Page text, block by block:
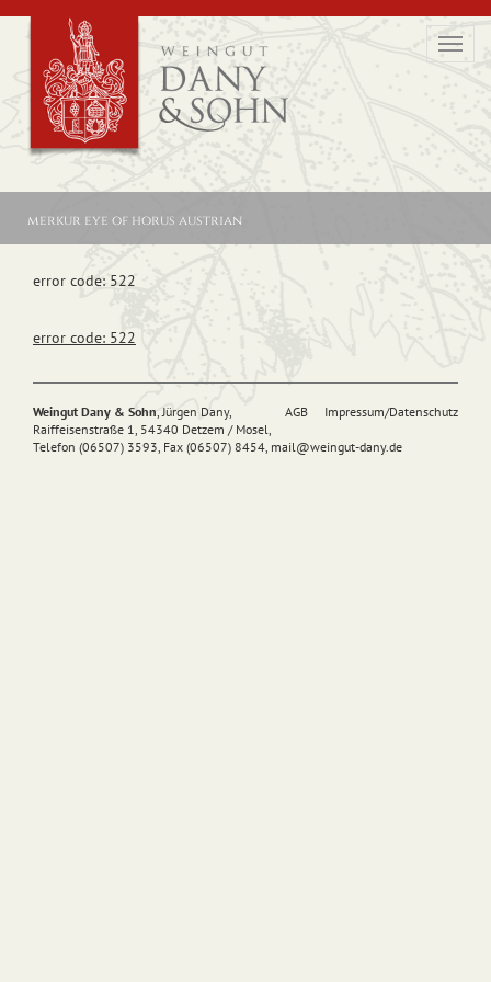
merkur eye of horus austrian
error code: 522
error code: 522
AGB Impressum/Datenschutz
Weingut Dany & Sohn, Jürgen Dany,
Raiffeisenstraße 1, 54340 Detzem / Mosel,
Telefon (06507) 3593, Fax (06507) 8454, mail@weingut-dany.de